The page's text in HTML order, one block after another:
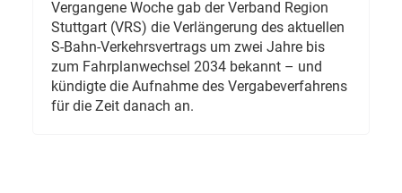
Vergangene Woche gab der Verband Region
Stuttgart (VRS) die Verlängerung des aktuellen
S-Bahn-Verkehrsvertrags um zwei Jahre bis
zum Fahrplanwechsel 2034 bekannt – und
kündigte die Aufnahme des Vergabeverfahrens
für die Zeit danach an.